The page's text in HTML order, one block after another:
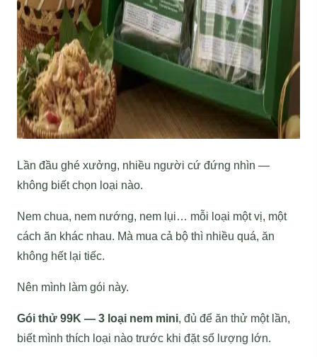
Lần đầu ghé xưởng, nhiều người cứ đứng nhìn —
không biết chọn loại nào.
Nem chua, nem nướng, nem lụi… mỗi loại một vị, một
cách ăn khác nhau. Mà mua cả bộ thì nhiều quá, ăn
không hết lại tiếc.
Nên mình làm gói này.
Gói thử 99K — 3 loại nem mini, đủ để ăn thử một lần,
biết mình thích loại nào trước khi đặt số lượng lớn.